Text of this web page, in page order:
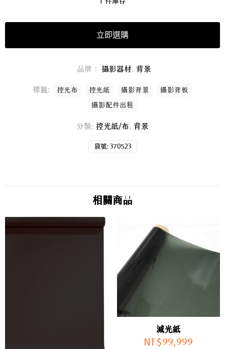
立即選購
貨號: 370523
分類: 控光紙/布 , 背景
標籤: 控光布 控光紙 攝影背景 攝影背板
攝影配件出租
品牌： 攝影器材 , 背景
相關商品
減光紙
NT$99,999